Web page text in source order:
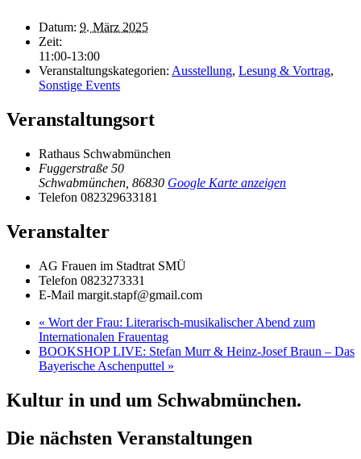
Datum: 9. März 2025
Zeit:
11:00-13:00
Veranstaltungskategorien: Ausstellung, Lesung & Vortrag,
Sonstige Events
Veranstaltungsort
Rathaus Schwabmünchen
Fuggerstraße 50
Schwabmünchen 86830 Google Karte anzeigen
Telefon 082329633181
Veranstalter
AG Frauen im Stadtrat SMÜ
Telefon 0823273331
E-Mail margit.stapf@gmail.com
« Wort der Frau: Literarisch-musikalischer Abend zum
Internationalen Frauentag
BOOKSHOP LIVE: Stefan Murr & Heinz-Josef Braun – Das
Bayerische Aschenputtel »
Kultur in und um Schwabmünchen.
Die nächsten Veranstaltungen